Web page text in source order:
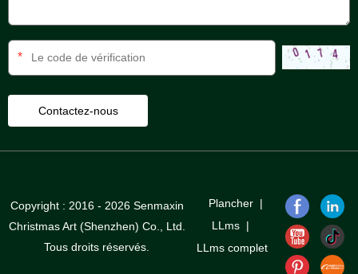
*
Copyright : 2016 - 2026 Senmaxin
Christmas Art (Shenzhen) Co., Ltd.
Tous droits réservés.
Plancher|
LLms |
LLms complet